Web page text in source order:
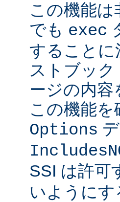
この機能
でも exec
することに
ストブッ
ージの内
この機能
Options
SSI は許可
いように